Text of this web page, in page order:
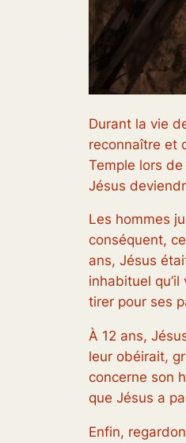
Durant la vie
reconnaître et
Temple lors
Jésus
Les hommes
conséquent,
ans, Jésus
inhabituel
tirer pour ses
À 12 ans,
leur obéirait,
concerne son
que Jésus a
Enfin,